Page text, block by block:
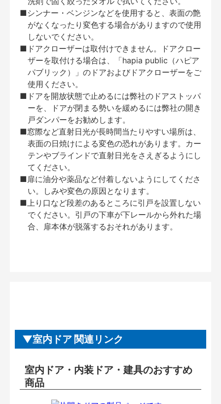
■シンナー・ベンジンなどを使用すると、表面の艶
がなくなったり変色する場合がありますので使用
しないでください。
■ドアクローザーは取付けできません。ドアクロー
ザーを取付ける場合は、「hapia public（ハピア
パブリック）」のドアおよびドアクローザーをご
使用ください。
■ドアを開放状態で止めるには弊社のドアストッパ
ーを、ドアが閉まる勢いを緩めるには弊社の開き
戸ダンパーをお勧めします。
■窓際など直射日光が長時間当たりやすい場所は、
表面の日焼けによる変色の恐れがあります。カー
テンやブラインドで直射日光をさえぎるようにし
てください。
■扉に油分や薬品など付着しないようにしてくださ
い。しみや変色の原因となります。
■上り口など段差のあるところに引戸を設置しない
でください。引戸の下車が下レールから外れた場
合、扉本体が脱落するおそれがあります。
室内ドア 関連リンク
室内ドア・内装ドア・建具のおすすめ
商品